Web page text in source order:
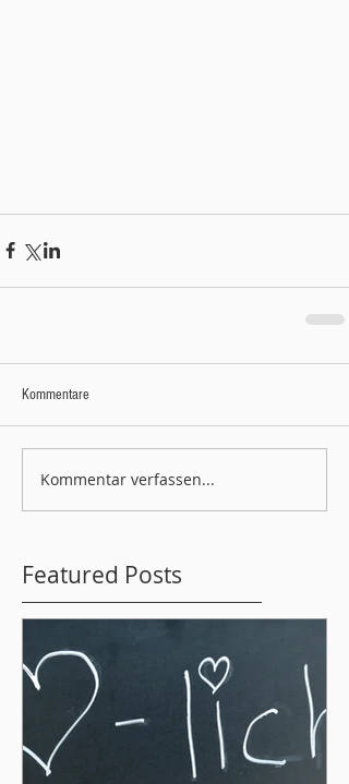
Kommentare
Kommentar verfassen...
Featured Posts